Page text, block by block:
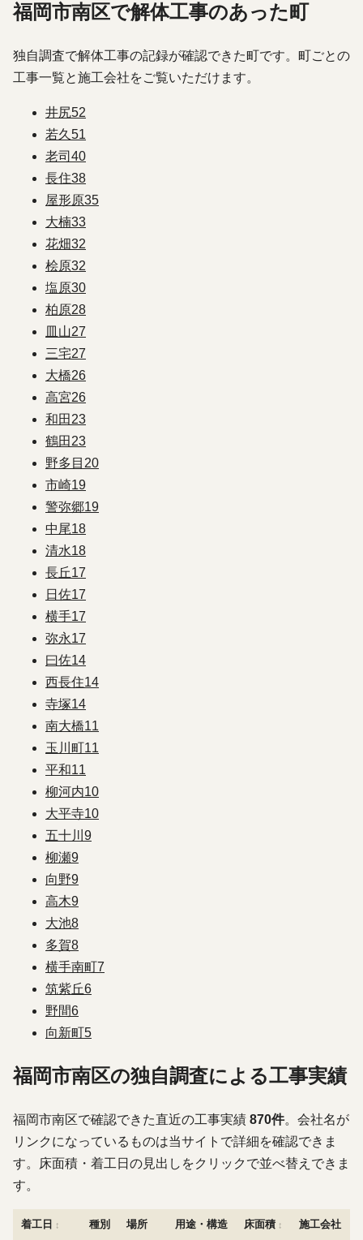
福岡市南区で解体工事のあった町
独自調査で解体工事の記録が確認できた町です。町ごとの
工事一覧と施工会社をご覧いただけます。
井尻52
若久 51
老司 40
長住38
屋形原35
大楠33
花畑32
桧原32
塩原30
柏原28
皿山27
三宅27
大橋26
高宮26
和田 23
鶴田 23
野多目 20
市崎19
警弥郷19
中尾18
清水18
長丘17
日佐17
横手17
弥永17
曰佐14
西長住14
寺塚14
南大橋11
玉川町11
平和11
柳河内10
大平寺10
五十川 9
柳瀬9
向野9
高木9
大池8
多賀8
横手南町7
筑紫丘6
野間6
向新町5
福岡市南区の独自調査による工事実績
福岡市南区で確認できた直近の工事実績 870件。会社名が
リンクになっているものは当サイトで詳細を確認できま
す。床面積・着工日の見出しをクリックで並べ替えできま
す。
着工日 種別 場所 用途・構造 床面積 施工会社